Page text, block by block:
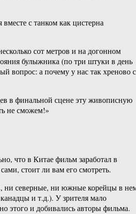
с танком как цистерна
сот метров и на догонном
булыжника (по три штуки в день
вопрос: а почему у нас так хреново
в финальной сцене эту живописную
не сможем!»
что в Китае фильм заработал в
стоит ли вам его смотреть.
ни северные, ни южные корейцы в
и т.д.). У зрителя мало
этого и добивались авторы фильма.